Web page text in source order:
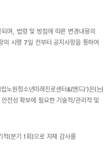
며, 법령 및 방침에 따른 변경내용의
의 시행 7일 전부터 공지사항을 통하여
노원청소년미래진로센터&(앤드)')은(는)
전성 확보에 필요한 기술적/관리적 및
적(분기 1회)으로 자체 감사를